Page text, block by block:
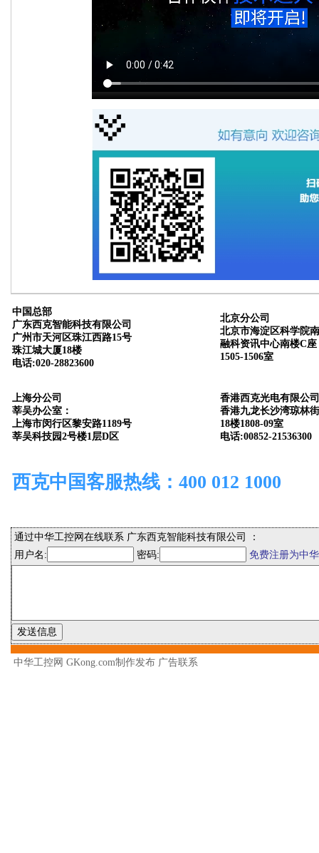
中国总部
广东西克智能科技有限公司
广州市天河区珠江西路15号
珠江城大厦18楼
电话:020-28823600
北京分公司
北京市海淀区科学院
融科资讯中心南楼C座
1505-1506室
上海分公司
莘吴办公室：
上海市闵行区黎安路1189号
莘吴科技园2号楼1层D区
香港西克光电有限公司
香港九龙长沙湾琼林
18楼1808-09室
电话:00852-21536300
西克中国客服热线：400 012 1000
通过中华工控网在线联系 广东西克智能科技有限公司 ：
用户名:
密码: 免费注册为中
中华工控网 GKong.com制作发布 广告联系